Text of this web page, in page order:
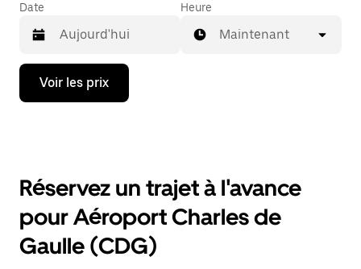
Date
Appuyez
la
ouvrir
calendrier
et
sélectionner
Heure
Maintenant
Voir les prix
Réservez un trajet à l'avance
pour Aéroport Charles de
Gaulle (CDG)